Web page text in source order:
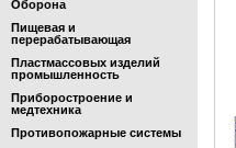
Оборона
Пищевая и
перерабатывающая
Пластмассовых изделий
промышленность
Приборостроение и
медтехника
Противопожарные системы